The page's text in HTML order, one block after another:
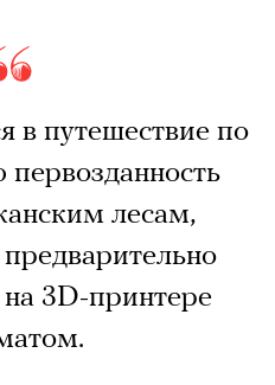
в путешествие по
лесам,
3D-принтере